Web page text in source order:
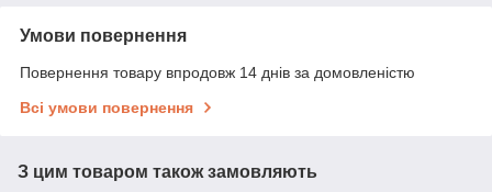
Умови повернення
Повернення товару впродовж 14 днів за домовленістю
Всі умови повернення
З цим товаром також замовляють